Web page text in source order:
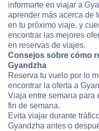
informarte en viajar a
aprender más acerca de
en tu próximo viaje, y
encontrar las mejores
en reservas de viajes.
Consejos sobre cómo
Gyandzha
Reserva tu vuelo por lo
encontrar la oferta a
Viaja entre semana para
fin de semana.
Evita viajar durante
Gyandzha antes o